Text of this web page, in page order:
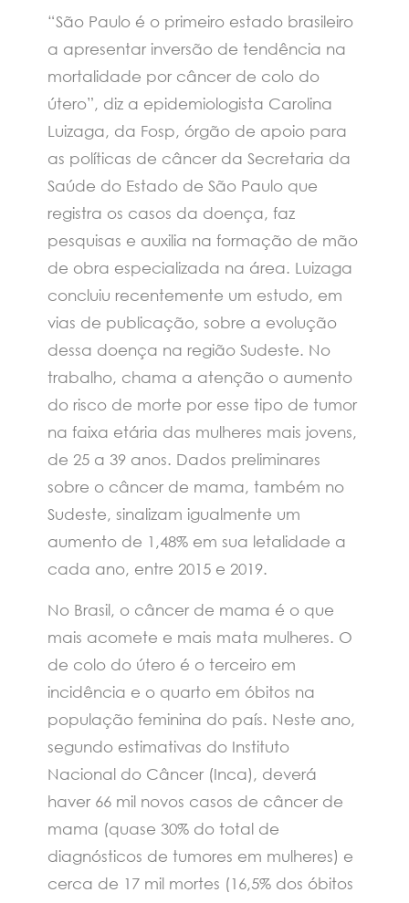
“São Paulo é o primeiro estado brasileiro
a apresentar inversão de tendência na
mortalidade por câncer de colo do
útero”, diz a epidemiologista Carolina
Luizaga, da Fosp, órgão de apoio para
as políticas de câncer da Secretaria da
Saúde do Estado de São Paulo que
registra os casos da doença, faz
pesquisas e auxilia na formação de mão
de obra especializada na área. Luizaga
concluiu recentemente um estudo, em
vias de publicação, sobre a evolução
dessa doença na região Sudeste. No
trabalho, chama a atenção o aumento
do risco de morte por esse tipo de tumor
na faixa etária das mulheres mais jovens,
de 25 a 39 anos. Dados preliminares
sobre o câncer de mama, também no
Sudeste, sinalizam igualmente um
aumento de 1,48% em sua letalidade a
cada ano, entre 2015 e 2019.
No Brasil, o câncer de mama é o que
mais acomete e mais mata mulheres. O
de colo do útero é o terceiro em
incidência e o quarto em óbitos na
população feminina do país. Neste ano,
segundo estimativas do Instituto
Nacional do Câncer (Inca), deverá
haver 66 mil novos casos de câncer de
mama (quase 30% do total de
diagnósticos de tumores em mulheres) e
cerca de 17 mil mortes (16,5% dos óbitos